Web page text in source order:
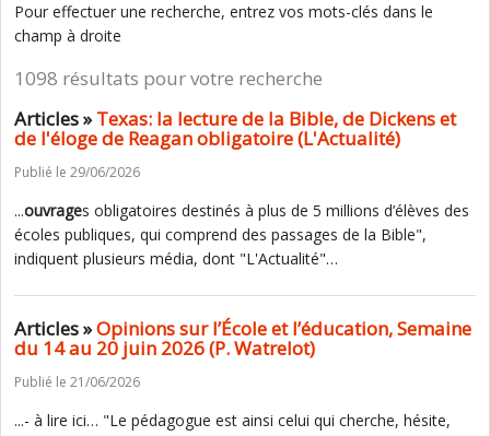
Pour effectuer une recherche, entrez vos mots-clés dans le
champ à droite
1098 résultats pour votre recherche
Articles »Texas: la lecture de la Bible, de Dickens et
de l'éloge de Reagan obligatoire (L'Actualité)
Publié le 29/06/2026
...ouvrages obligatoires destinés à plus de 5 millions d’élèves des
écoles publiques, qui comprend des passages de la Bible",
indiquent plusieurs média, dont "L'Actualité"…
Articles »Opinions sur l’École et l’éducation, Semaine
du 14 au 20 juin 2026 (P. Watrelot)
Publié le 21/06/2026
...- à lire ici… "Le pédagogue est ainsi celui qui cherche, hésite,